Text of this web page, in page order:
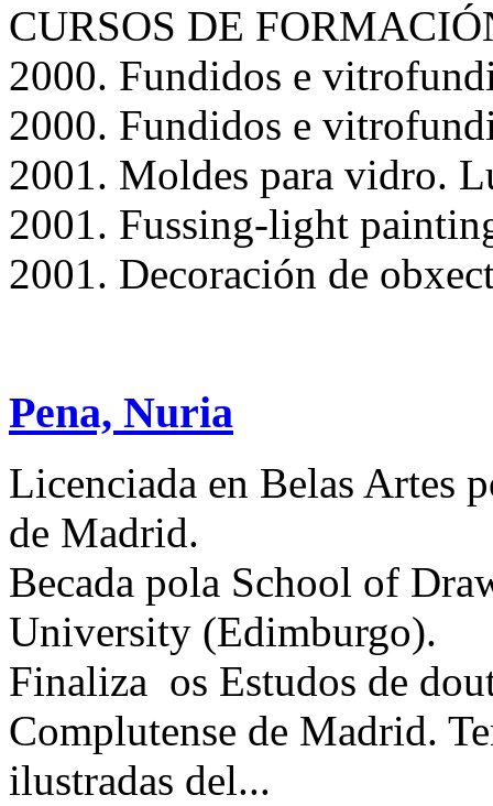
CURSOS DE
2000. Fundidos e
2000. Fundidos e
2001. Moldes para vidro.
2001. Fussing-light
2001. Decoración de
Pena, Nuria
Licenciada en Belas Artes
de Madrid.
Becada pola School of
University (Edimburgo).
Finaliza os Estudos de
Complutense de Madrid.
ilustradas del...